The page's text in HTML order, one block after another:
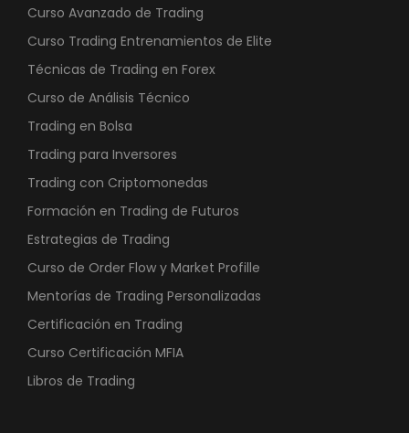
Curso Avanzado de Trading
Curso Trading Entrenamientos de Elite
Técnicas de Trading en Forex
Curso de Análisis Técnico
Trading en Bolsa
Trading para Inversores
Trading con Criptomonedas
Formación en Trading de Futuros
Estrategias de Trading
Curso de Order Flow y Market Profille
Mentorías de Trading Personalizadas
Certificación en Trading
Curso Certificación MFIA
Libros de Trading